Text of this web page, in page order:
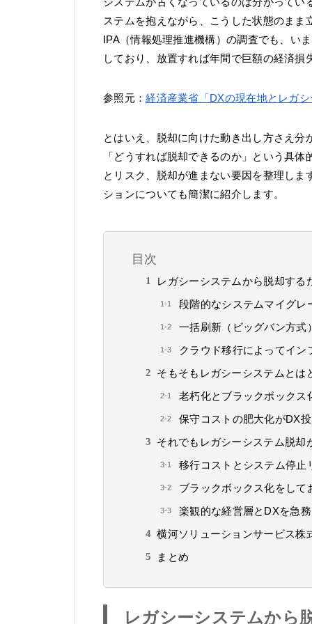
ステムを抱えながら、こうした状態のま
IPA（情報処理推進機構）の調査でも、い
しており、放置すれば年間で巨額の経済
参照元：経済産業省「DXの現在地とレガ
とはいえ、脱却に向けた動き出し方さえ
「どうすれば脱却できるのか」という具
とリスク、脱却が進まない要因を整理し
ションについても簡潔に紹介します。
目次
レガシーシステムから脱却する
段階的なシステムマイグレ
一括刷新（ビッグバン方式
クラウド移行によってイ
そもそもレガシーシステムとは
老朽化とブラックボックス
保守コストの肥大化がDX
それでもレガシーシステム脱却
移行コストとシステム停止
ブラックボックス化をし
楽観的な経営層とDXを急
横河ソリューションサービス株
まとめ
レガシーシステムから